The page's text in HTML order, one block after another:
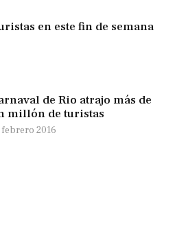
en este fin de semana
de Rio atrajo más de
millón de turistas
febrero 2016